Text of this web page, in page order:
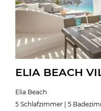
ELIA BEACH
Elia Beach
5 Schlafzimmer | 5